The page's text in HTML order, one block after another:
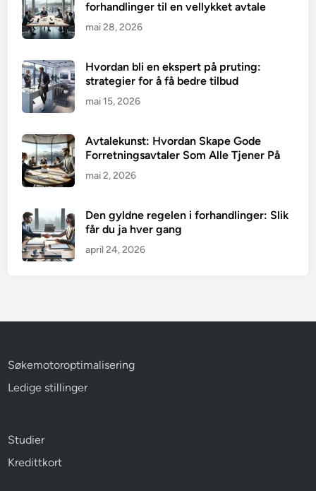
forhandlinger til en vellykket avtale
mai 28, 2026
Hvordan bli en ekspert på pruting:
strategier for å få bedre tilbud
mai 15, 2026
Avtalekunst: Hvordan Skape Gode
Forretningsavtaler Som Alle Tjener På
mai 2, 2026
Den gyldne regelen i forhandlinger: Slik
får du ja hver gang
april 24, 2026
Søkemotoroptimalisering
Ledige stillinger
Studier
Kredittkort